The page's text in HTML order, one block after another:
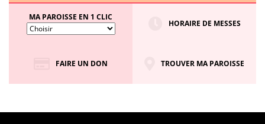
MA PAROISSE EN 1 CLIC
HORAIRE DE MESSES
FAIRE UN DON TROUVER MA PAROISSE